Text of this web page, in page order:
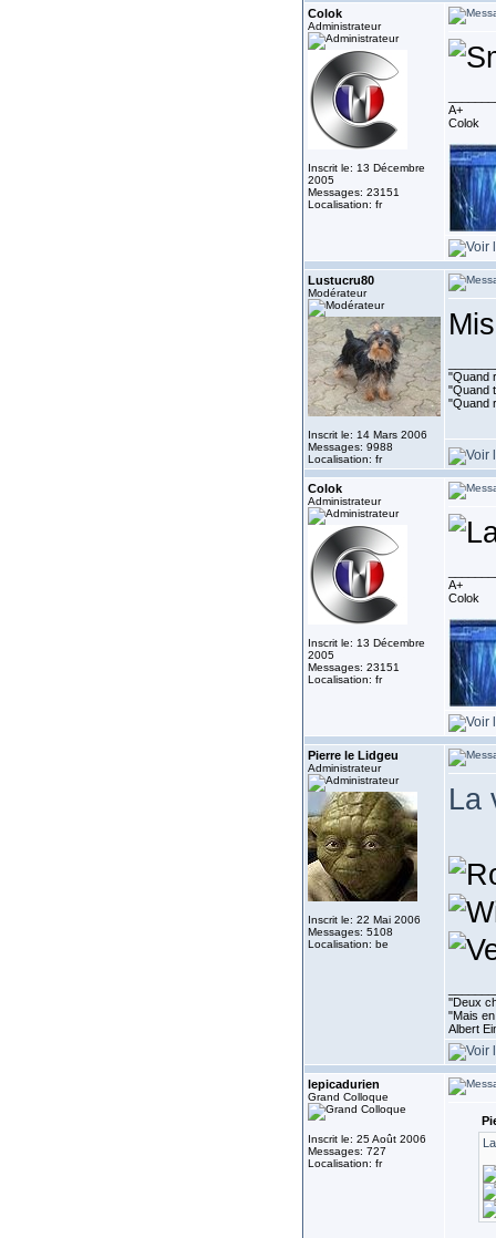
Colok
Administrateur
Inscrit le: 13 Décembre
2005
Messages: 23151
Localisation: fr
A+
Colok
Lustucru80
Modérateur
Inscrit le: 14 Mars 2006
Messages: 9988
Localisation: fr
"Quand
"Quand
"Quand
Colok
Administrateur
Inscrit le: 13 Décembre
2005
Messages: 23151
Localisation: fr
A+
Colok
Pierre le Lidgeu
Administrateur
Inscrit le: 22 Mai 2006
Messages: 5108
Localisation: be
La
''Deux
"Mais
Albert
lepicadurien
Grand Colloque
Inscrit le: 25 Août 2006
Messages: 727
Localisation: fr